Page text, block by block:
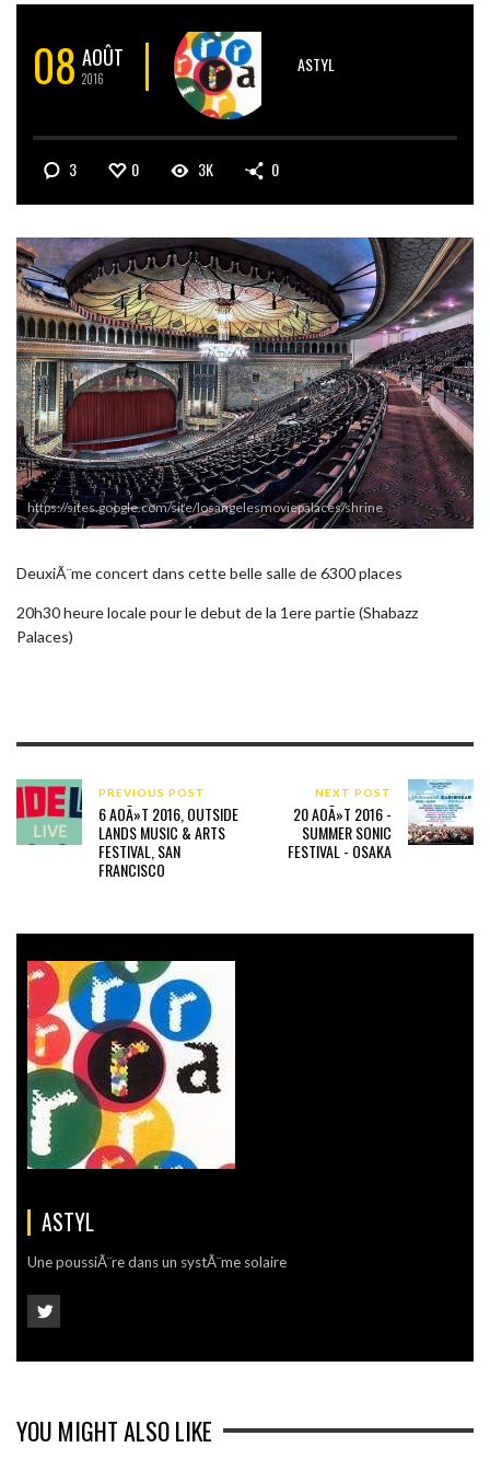
08 AOÛT
2016
ASTYL
3 0 3K 0
https://sites.google.com/site/losangelesmoviepalaces/shrine
DeuxiÃ¨me concert dans cette belle salle de 6300 places
20h30 heure locale pour le debut de la 1ere partie (Shabazz
Palaces)
PREVIOUS POST
6 AOÃ»T 2016, OUTSIDE
LANDS MUSIC & ARTS
FESTIVAL, SAN
FRANCISCO
NEXT POST
20 AOÃ»T 2016 -
SUMMER SONIC
FESTIVAL - OSAKA
ASTYL
Une poussiÃ¨re dans un systÃ¨me solaire
YOU MIGHT ALSO LIKE